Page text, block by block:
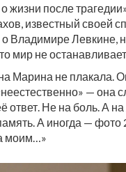
жизни после
известный своей
о Владимире Левкине,
мир не
Марина не плакала.
— она
ответ. Не на боль. А
А иногда — фото
моим…»